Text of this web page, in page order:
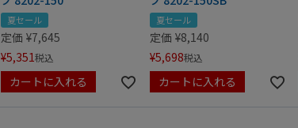
夏セール
定価 ¥7,645
¥5,351税込
カートに入れる
夏セール
定価 ¥8,140
¥5,698税込
カートに入れる